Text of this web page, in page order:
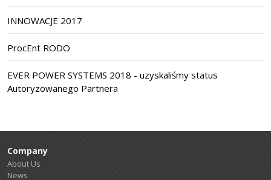
INNOWACJE 2017
ProcEnt RODO
EVER POWER SYSTEMS 2018 - uzyskaliśmy status
Autoryzowanego Partnera
Company
About Us
News